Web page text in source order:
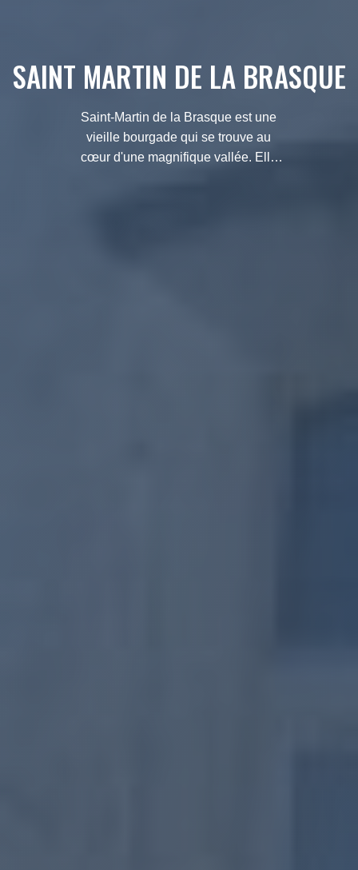
SAINT MARTIN DE LA BRASQUE
Saint-Martin de la Brasque est une
vieille bourgade qui se trouve au
cœur d'une magnifique vallée. Elle